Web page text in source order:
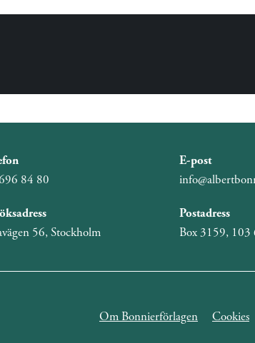
84 80
E-post
56, Stockholm
Postadress
Box 3159, 103
Om Bonnierförlagen Cookies